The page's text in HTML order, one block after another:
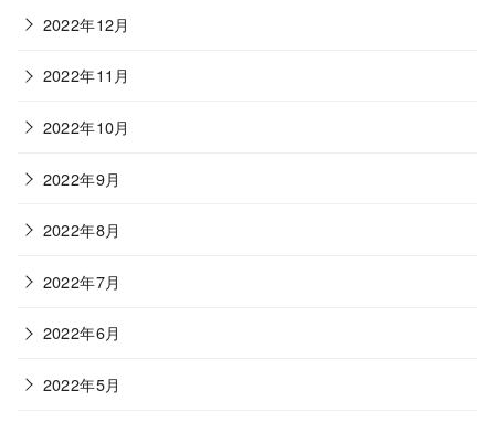
2022年12月
2022年11月
2022年10月
2022年9月
2022年8月
2022年7月
2022年6月
2022年5月